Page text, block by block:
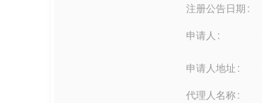
注册公告日期
申请人
申请人地址
代理人名称